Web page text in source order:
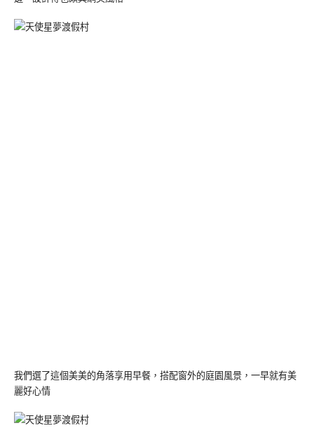
我們選了這個美美的角落享用早餐，搭配窗外的庭園風景，一早就有美
麗好心情